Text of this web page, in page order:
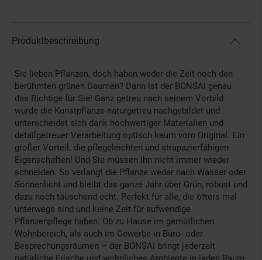
Produktbeschreibung
Sie lieben Pflanzen, doch haben weder die Zeit noch den
berühmten grünen Daumen? Dann ist der BONSAI genau
das Richtige für Sie! Ganz getreu nach seinem Vorbild
wurde die Kunstpflanze naturgetreu nachgebildet und
unterscheidet sich dank hochwertiger Materialien und
detailgetreuer Verarbeitung optisch kaum vom Original. Ein
großer Vorteil: die pflegeleichten und strapazierfähigen
Eigenschaften! Und Sie müssen ihn nicht immer wieder
schneiden. So verlangt die Pflanze weder nach Wasser oder
Sonnenlicht und bleibt das ganze Jahr über Grün, robust und
dazu noch täuschend echt. Perfekt für alle, die öfters mal
unterwegs sind und keine Zeit für aufwendige
Pflanzenpflege haben. Ob zu Hause im gemütlichen
Wohnbereich, als auch im Gewerbe in Büro- oder
Besprechungsräumen – der BONSAI bringt jederzeit